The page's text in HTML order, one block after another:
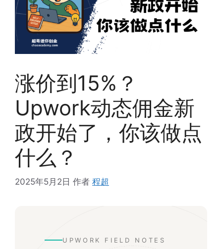
涨价到15%？
Upwork动态佣金新
政开始了，你该做点
什么？
2025年5月2日 作者 程超
UPWORK FIELD NOTES